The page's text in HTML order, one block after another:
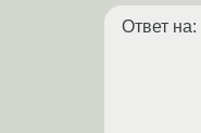
Ответ на: